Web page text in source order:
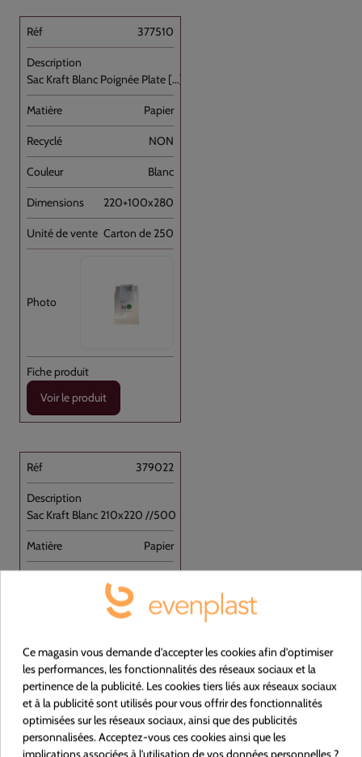
377510
Sac Kraft Blanc Poignée Plate [...]
Papier
NON
Blanc
220+100x280
Carton de 250
Voir le produit
379022
Sac Kraft Blanc 210x220 //500
Papier
Blanc
Carton de 500
Ce magasin vous demande d'accepter les cookies afin d'optimiser
les performances, les fonctionnalités des réseaux sociaux et la
pertinence de la publicité. Les cookies tiers liés aux réseaux sociaux
et à la publicité sont utilisés pour vous offrir des fonctionnalités
optimisées sur les réseaux sociaux, ainsi que des publicités
personnalisées. Acceptez-vous ces cookies ainsi que les
implications associées à l'utilisation de vos données personnelles ?